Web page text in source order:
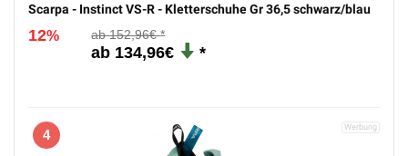
Scarpa - Instinct VS-R - Kletterschuhe Gr 36,5 schwarz/blau
12% 152,96€
134,96€
4